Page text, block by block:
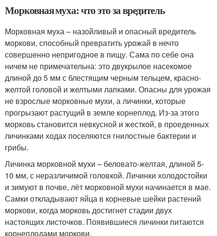
Морковная муха: что это за вредитель
Морковная муха – назойливый и опасный вредитель
моркови, способный превратить урожай в нечто
совершенно непригодное в пищу. Сама по себе она
ничем не примечательна: это двукрылое насекомое
длиной до 5 мм с блестящим черным тельцем, красно-
желтой головой и желтыми лапками. Опасны для урожая
не взрослые морковные мухи, а личинки, которые
прогрызают растущий в земле корнеплод. Из-за этого
морковь становится невкусной и жесткой, в проеденных
личинками ходах поселяются гнилостные бактерии и
грибы.
Личинка морковной мухи – беловато-желтая, длиной 5-
10 мм, с неразличимой головкой. Личинки холодостойки
и зимуют в почве, лёт морковной мухи начинается в мае.
Самки откладывают яйца в корневые шейки растений
моркови, когда морковь достигнет стадии двух
настоящих листочков. Появившиеся личинки питаются
корнеплодами моркови.